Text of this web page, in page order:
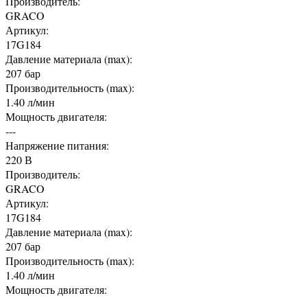
GRACO
Артикул:
17G184
Давление материала (max):
207 бар
Производительность (max):
1.40 л/мин
Мощность двигателя:
---
Напряжение питания:
220 В
Производитель:
GRACO
Артикул:
17G184
Давление материала (max):
207 бар
Производительность (max):
1.40 л/мин
Мощность двигателя: